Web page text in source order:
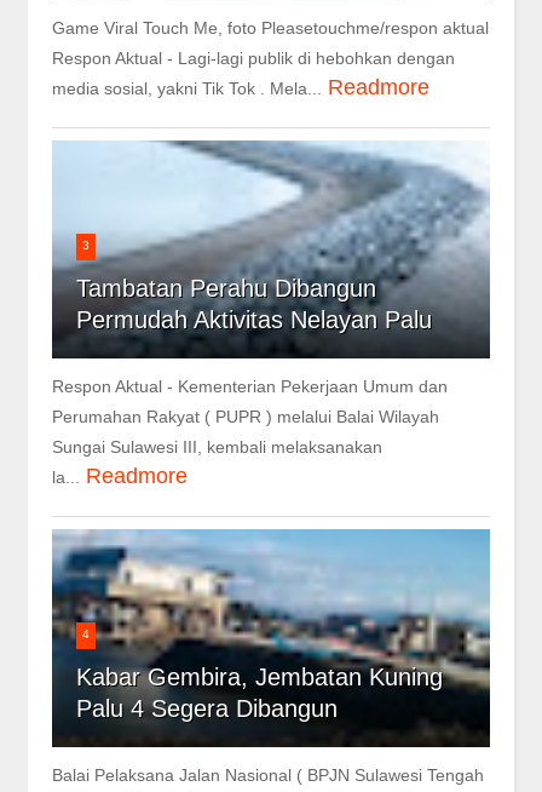
Game Viral Touch Me, foto Pleasetouchme/respon aktual
Respon Aktual - Lagi-lagi publik di hebohkan dengan
media sosial, yakni Tik Tok . Mela... Readmore
3
Tambatan Perahu Dibangun
Permudah Aktivitas Nelayan Palu
Respon Aktual - Kementerian Pekerjaan Umum dan
Perumahan Rakyat ( PUPR ) melalui Balai Wilayah
Sungai Sulawesi III, kembali melaksanakan
la... Readmore
4
Kabar Gembira, Jembatan Kuning
Palu 4 Segera Dibangun
Balai Pelaksana Jalan Nasional ( BPJN Sulawesi Tengah